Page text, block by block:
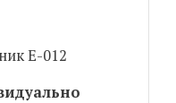
Е-012